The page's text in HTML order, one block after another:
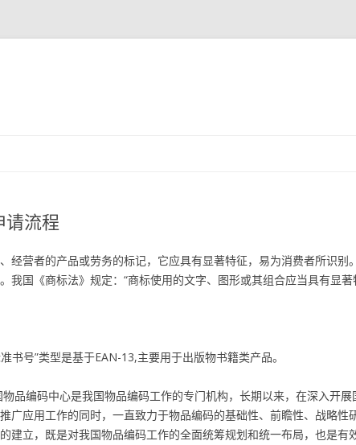
请流程
经营者的产品或劳务的标记，它应具有显著特征，易为消费者所识别。
我国《商标法》规定：“商标使用的文字、图形或其组合应当具有显著
书号”类型是基于EAN-13,主要用于出版物书籍类产品。
品编码中心是我国物品编码工作的专门机构，长期以来，在深入开展
广应用工作的同时，一直致力于物品编码的基础性、前瞻性、战略性
建立，既是对我国物品编码工作的全面统筹规划和统一布局，也是有